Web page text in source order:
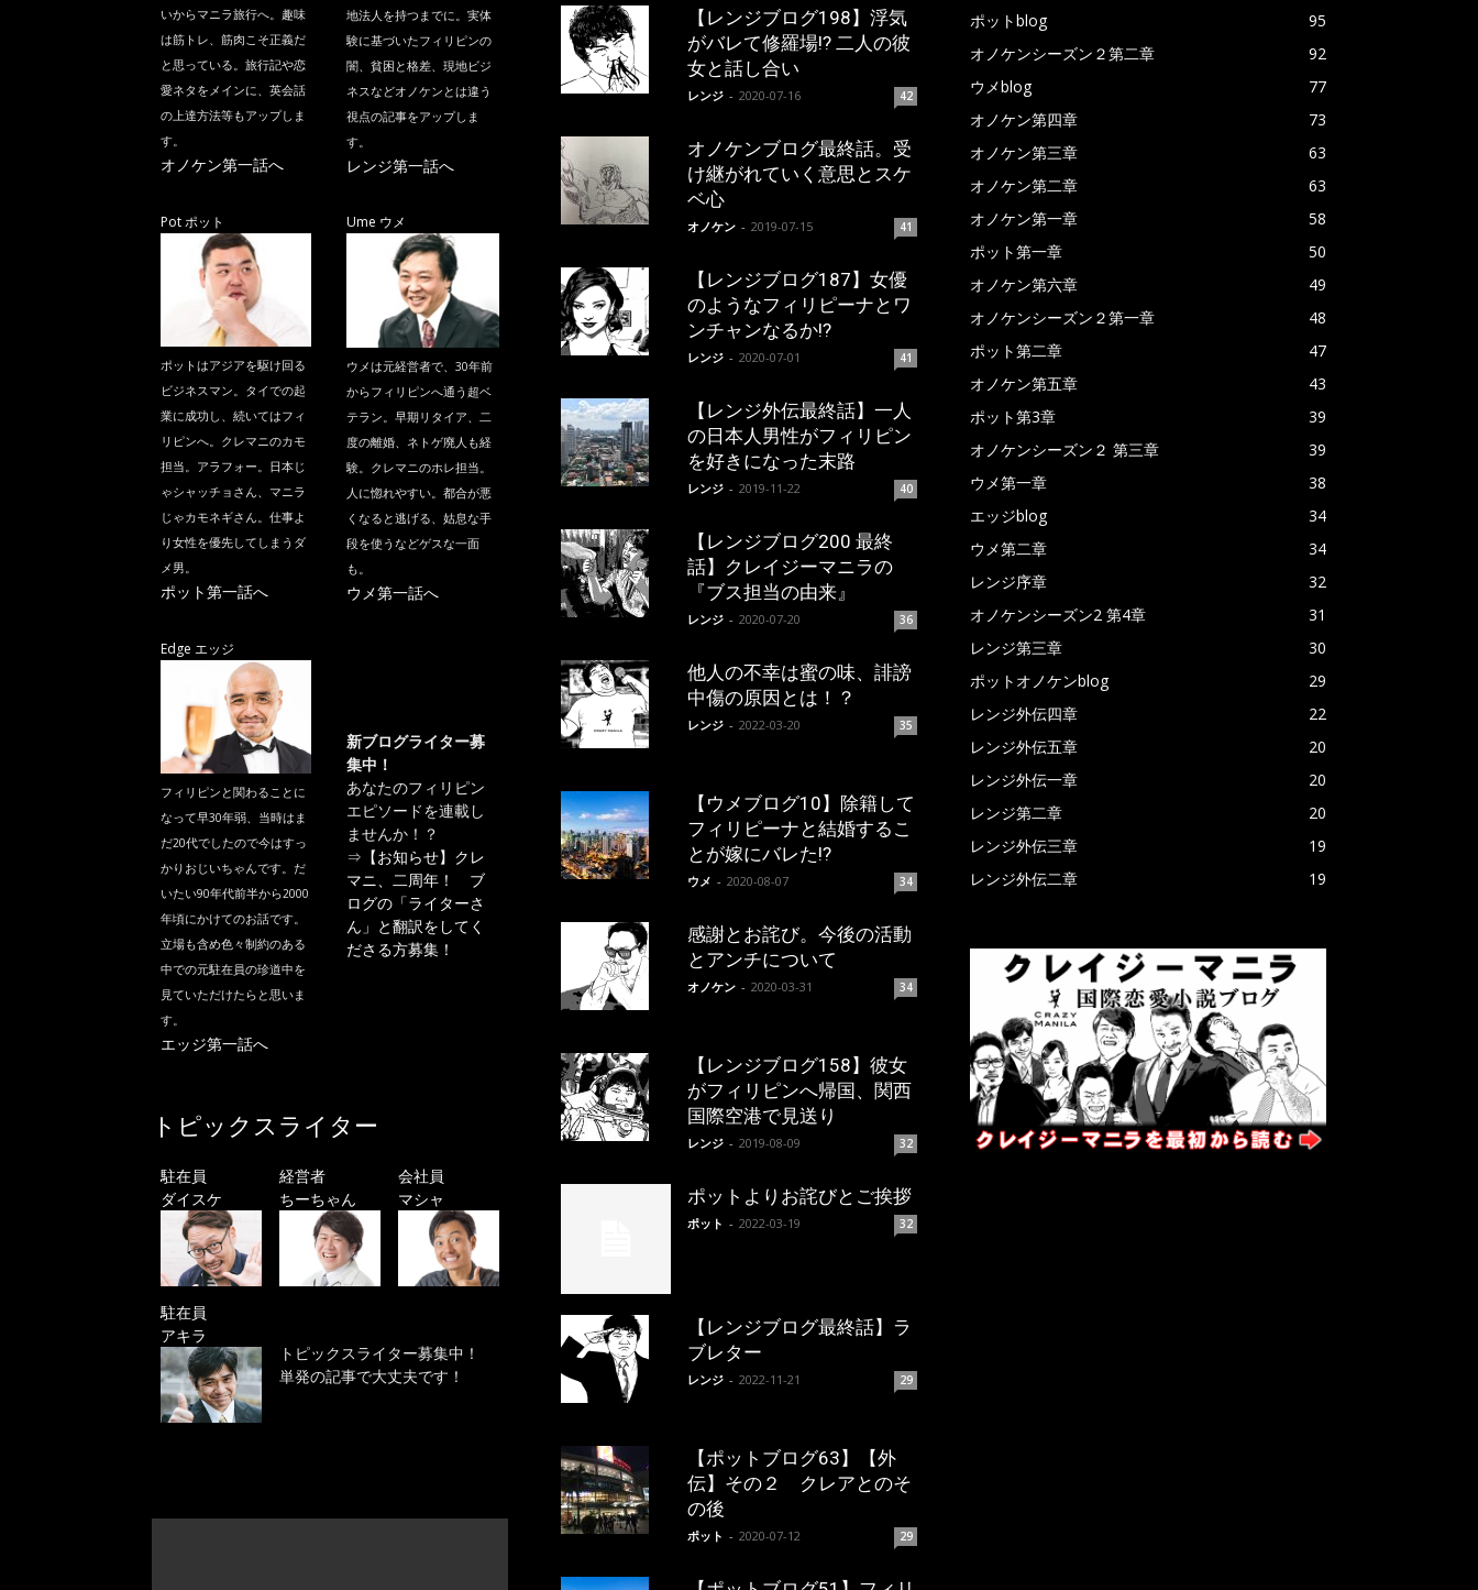
いからマニラ旅行へ。趣味
は筋トレ、筋肉こそ正義だ
と思っている。旅行記や恋
愛ネタをメインに、英会話
の上達方法等もアップしま
す。
オノケン第一話へ
地法人を持つまでに。実体
験に基づいたフィリピンの
闇、貧困と格差、現地ビジ
ネスなどオノケンとは違う
視点の記事をアップしま
す。
レンジ第一話へ
Pot ポット
ポットはアジアを駆け回る
ビジネスマン。タイでの起
業に成功し、続いてはフィ
リピンへ。クレマニのカモ
担当。アラフォー。日本じ
ゃシャッチョさん、マニラ
じゃカモネギさん。仕事よ
り女性を優先してしまうダ
メ男。
ポット第一話へ
Ume ウメ
ウメは元経営者で、30年前
からフィリピンへ通う超ベ
テラン。早期リタイア、二
度の離婚、ネトゲ廃人も経
験。クレマニのホレ担当。
人に惚れやすい。都合が悪
くなると逃げる、姑息な手
段を使うなどゲスな一面
も。
ウメ第一話へ
Edge エッジ
フィリピンと関わることに
なって早30年弱、当時はま
だ20代でしたので今はすっ
かりおじいちゃんです。だ
いたい90年代前半から2000
年頃にかけてのお話です。
立場も含め色々制約のある
中での元駐在員の珍道中を
見ていただけたらと思いま
す。
エッジ第一話へ
新ブログライター募
集中！
あなたのフィリピン
エピソードを連載し
ませんか！？
⇒ 【お知らせ】クレ
マニ、二周年！ ブ
ログの「ライターさ
ん」と翻訳をしてく
ださる方募集！
トピックスライター
駐在員
ダイスケ
経営者
ちーちゃん
会社員
マシャ
駐在員
アキラ
トピックスライター募集中！
単発の記事で大丈夫です！
【レンジブログ198】浮気
がバレて修羅場!? 二人の彼
女と話し合い
レンジ - 2020-07-16 42
オノケンブログ最終話。受
け継がれていく意思とスケ
ベ心
オノケン - 2019-07-15 41
【レンジブログ187】女優
のようなフィリピーナとワ
ンチャンなるか!?
レンジ - 2020-07-01 41
【レンジ外伝最終話】一人
の日本人男性がフィリピン
を好きになった末路
レンジ - 2019-11-22 40
【レンジブログ200 最終
話】クレイジーマニラの
『ブス担当の由来』
レンジ - 2020-07-20 36
他人の不幸は蜜の味、誹謗
中傷の原因とは！？
レンジ - 2022-03-20 35
【ウメブログ10】除籍して
フィリピーナと結婚するこ
とが嫁にバレた!?
ウメ - 2020-08-07 34
感謝とお詫び。今後の活動
とアンチについて
オノケン - 2020-03-31 34
【レンジブログ158】彼女
がフィリピンへ帰国、関西
国際空港で見送り
レンジ - 2019-08-09 32
ポットよりお詫びとご挨拶
ポット - 2022-03-19 32
【レンジブログ最終話】ラ
ブレター
レンジ - 2022-11-21 29
【ポットブログ63】【外
伝】その２ クレアとのそ
の後
ポット - 2020-07-12 29
ポットblog
95
オノケンシーズン２第二章
92
ウメblog
77
オノケン第四章
73
オノケン第三章
63
オノケン第二章
63
オノケン第一章
58
ポット第一章
50
オノケン第六章
49
オノケンシーズン２第一章
48
ポット第二章
47
オノケン第五章
43
ポット第3章
39
オノケンシーズン２ 第三章
39
ウメ第一章
38
エッジblog
34
ウメ第二章
34
レンジ序章
32
オノケンシーズン2 第4章
31
レンジ第三章
30
ポットオノケンblog
29
レンジ外伝四章
22
レンジ外伝五章
20
レンジ外伝一章
20
レンジ第二章
20
レンジ外伝三章
19
レンジ外伝二章
19